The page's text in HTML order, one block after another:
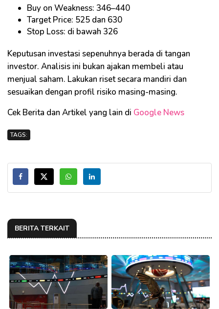
Buy on Weakness: 346–440
Target Price: 525 dan 630
Stop Loss: di bawah 326
Keputusan investasi sepenuhnya berada di tangan
investor. Analisis ini bukan ajakan membeli atau
menjual saham. Lakukan riset secara mandiri dan
sesuaikan dengan profil risiko masing-masing.
Cek Berita dan Artikel yang lain di Google News
TAGS:
BERITA TERKAIT